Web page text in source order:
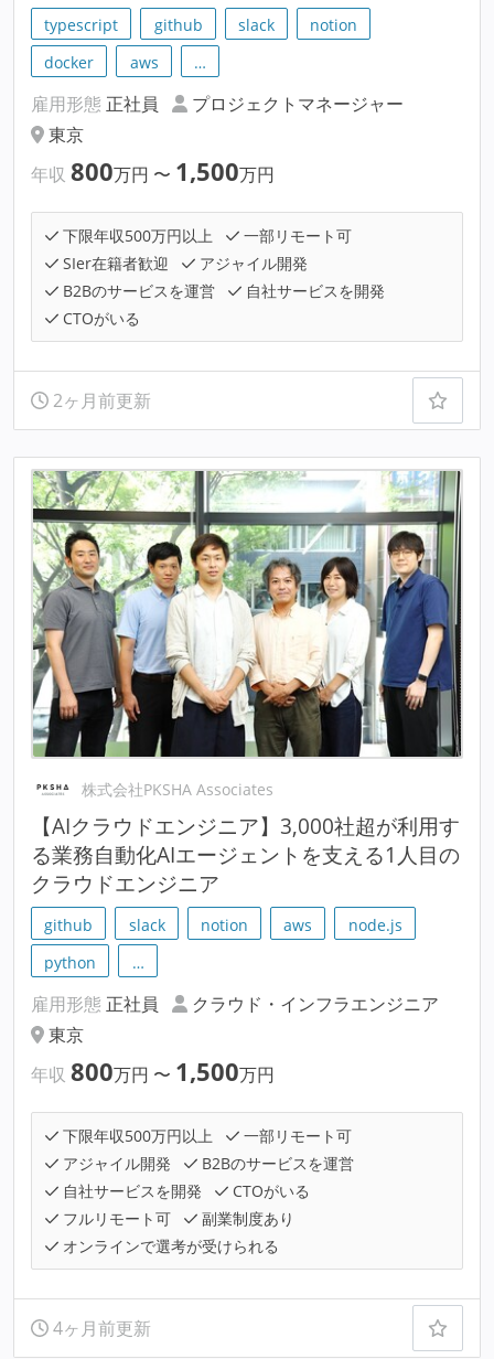
typescript github slack
notion
docker
aws …
雇用形態 正社員
プロジェクトマネージャー
東京
年収 800万円 〜 1,500万円
下限年収500万円以上
一部リモート可
SIer在籍者歓迎
アジャイル開発
B2Bのサービスを運営
自社サービスを開発
CTOがいる
2ヶ月前更新
株式会社PKSHA Associates
【AIクラウドエンジニア】3,000社超が利用す
る業務自動化AIエージェントを支える1人目の
クラウドエンジニア
github slack notion aws
node.js
python
…
雇用形態 正社員
クラウド・インフラエンジニア
東京
年収 800万円 〜 1,500万円
下限年収500万円以上
一部リモート可
アジャイル開発
B2Bのサービスを運営
自社サービスを開発
CTOがいる
フルリモート可
副業制度あり
オンラインで選考が受けられる
4ヶ月前更新